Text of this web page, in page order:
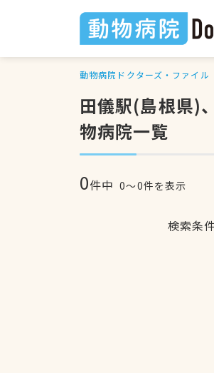
動物病院ドクターズ・ファイル
田儀駅(島根県)
物病院一覧
0件中 0〜0件を表示
検索条